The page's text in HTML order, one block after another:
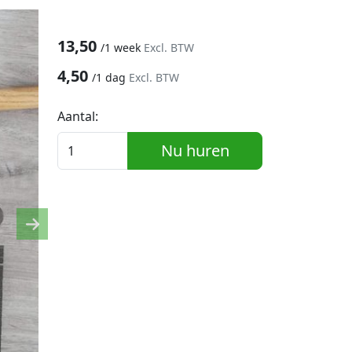
4,50 /1 dag Excl. BTW
13,50 /1 week Excl. BTW
Aantal:
Nu huren
Next